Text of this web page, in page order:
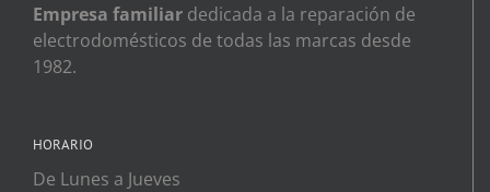
Empresa familiar dedicada a la reparación de
electrodomésticos de todas las marcas desde
1982.
HORARIO
De Lunes a Jueves